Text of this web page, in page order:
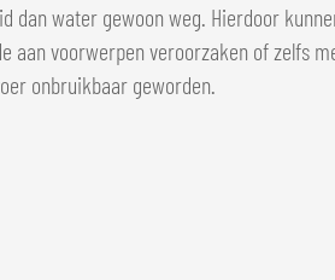
water gewoon weg. Hierdoor
voorwerpen veroorzaken of zelfs
onbruikbaar geworden.